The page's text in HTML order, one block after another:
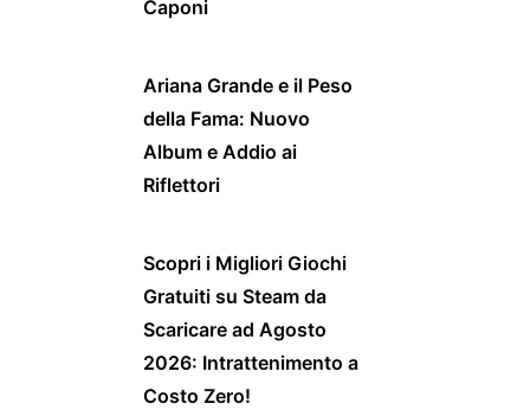
Caponi
Ariana Grande e il Peso
della Fama: Nuovo
Album e Addio ai
Riflettori
Scopri i Migliori Giochi
Gratuiti su Steam da
Scaricare ad Agosto
2026: Intrattenimento a
Costo Zero!